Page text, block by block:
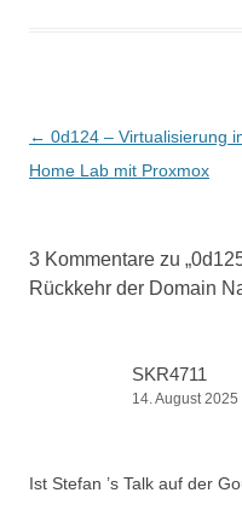
Beitragsnavigation
← 0d124 – Virtualisierung
Home Lab mit Proxmox
3 Kommentare zu „
Rückkehr der Domain
SKR4711
14. August
Ist Stefan ’s Talk auf der